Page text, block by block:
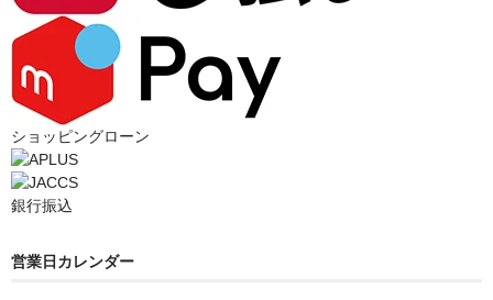
ショッピングローン
銀行振込
営業日カレンダー